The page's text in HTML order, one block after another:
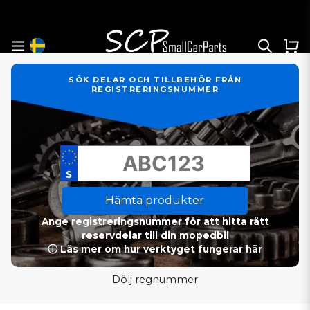
SÖK DELAR OCH TILLBEHÖR FRÅN
REGISTRERINGSNUMMER
Hämta produkter
Ange registreringsnummer för att hitta rätt
reservdelar till din mopedbil
ⓘ Läs mer om hur verktyget fungerar här
Dölj regnummer